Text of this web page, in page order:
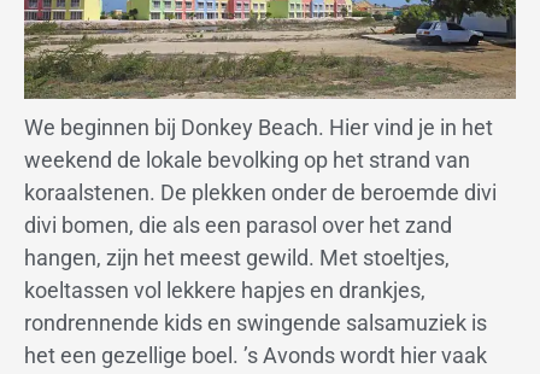
We beginnen bij Donkey Beach. Hier vind je in het
weekend de lokale bevolking op het strand van
koraalstenen. De plekken onder de beroemde divi
divi bomen, die als een parasol over het zand
hangen, zijn het meest gewild. Met stoeltjes,
koeltassen vol lekkere hapjes en drankjes,
rondrennende kids en swingende salsamuziek is
het een gezellige boel. ’s Avonds wordt hier vaak